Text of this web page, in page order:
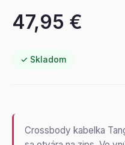
47,95 €
✓ Skladom
Crossbody kabelka